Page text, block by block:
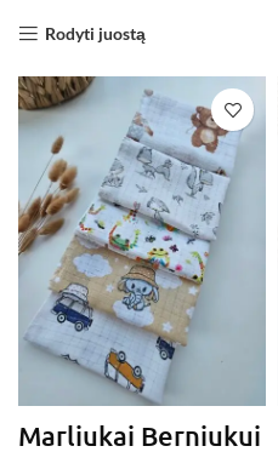
Rodyti juostą
Marliukai Berniukui